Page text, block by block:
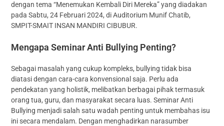
dengan tema “Menemukan Kembali Diri Mereka” yang diadakan
pada Sabtu, 24 Februari 2024, di Auditorium Munif Chatib,
SMPIT-SMAIT INSAN MANDIRI CIBUBUR.
Mengapa Seminar Anti Bullying Penting?
Sebagai masalah yang cukup kompleks, bullying tidak bisa
diatasi dengan cara-cara konvensional saja. Perlu ada
pendekatan yang holistik, melibatkan berbagai pihak termasuk
orang tua, guru, dan masyarakat secara luas. Seminar Anti
Bullying menjadi salah satu wadah penting untuk membahas isu
ini secara mendalam. Dengan menghadirkan narasumber